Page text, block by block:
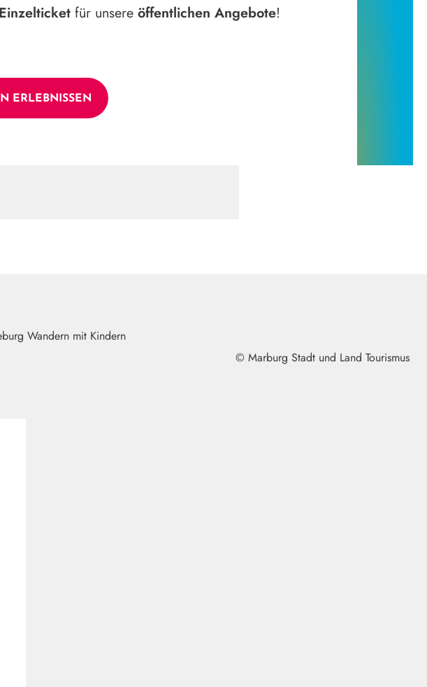
Einzelticketfür unsereöffentlichen Angebote!
ERLEBNISSEN
© Marburg Stadt und Land Tourismus